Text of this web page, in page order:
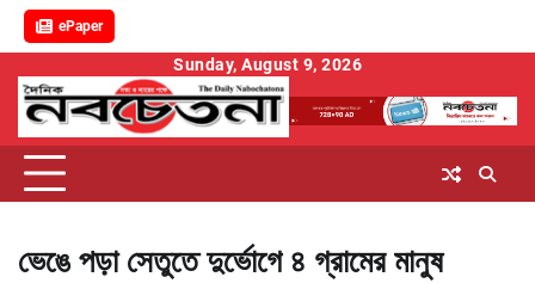
ePaper
content
Sunday, August 9, 2026
ভেঙে পড়া সেতুতে দুর্ভোগে ৪ গ্রামের মানুষ